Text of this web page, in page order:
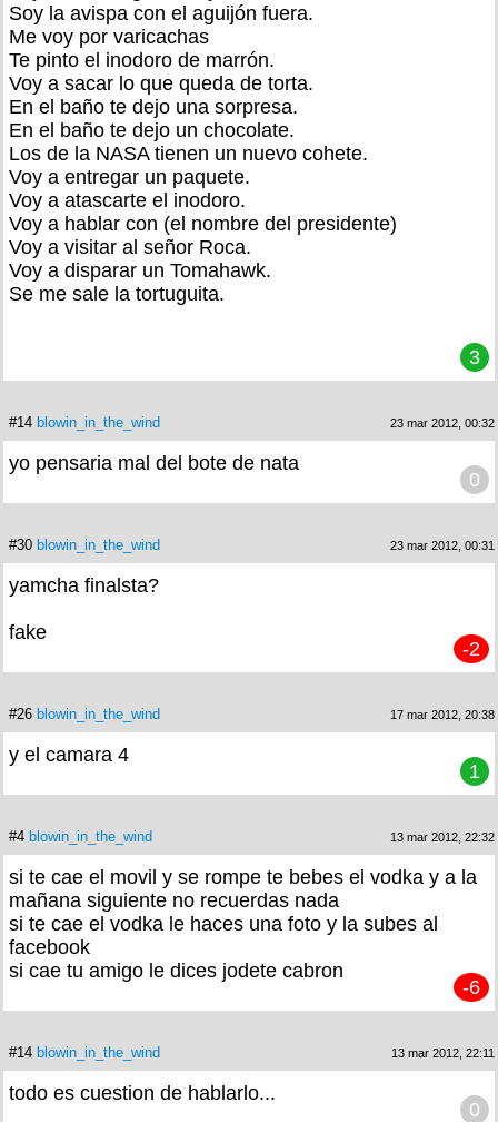
Soy la avispa con el aguijón fuera.
Me voy por varicachas
Te pinto el inodoro de marrón.
Voy a sacar lo que queda de torta.
En el baño te dejo una sorpresa.
En el baño te dejo un chocolate.
Los de la NASA tienen un nuevo cohete.
Voy a entregar un paquete.
Voy a atascarte el inodoro.
Voy a hablar con (el nombre del presidente)
Voy a visitar al señor Roca.
Voy a disparar un Tomahawk.
Se me sale la tortuguita.
3
#14 blowin_in_the_wind 23 mar 2012, 00:32
yo pensaria mal del bote de nata
0
#30 blowin_in_the_wind 23 mar 2012, 00:31
yamcha finalsta?
fake
-2
#26 blowin_in_the_wind 17 mar 2012, 20:38
y el camara 4
1
#4 blowin_in_the_wind 13 mar 2012, 22:32
si te cae el movil y se rompe te bebes el vodka y a la
mañana siguiente no recuerdas nada
si te cae el vodka le haces una foto y la subes al
facebook
si cae tu amigo le dices jodete cabron
-6
#14 blowin_in_the_wind 13 mar 2012, 22:11
todo es cuestion de hablarlo...
0